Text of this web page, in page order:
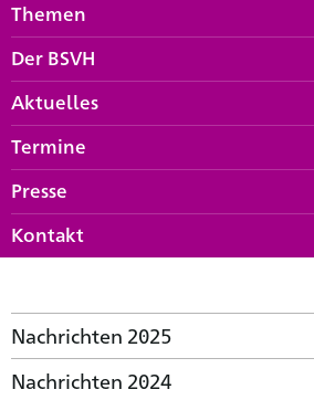
Themen
Der BSVH
Aktuelles
Termine
Presse
Kontakt
Nachrichten 2025
Nachrichten 2024